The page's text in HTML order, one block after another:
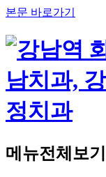
본문 바로가기
메뉴전체보기